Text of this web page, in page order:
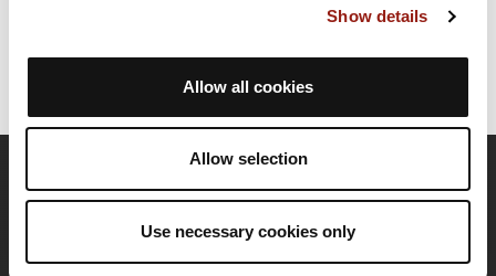
Show details
Allow all cookies
Allow selection
Use necessary cookies only
OpenRunner
Carrières